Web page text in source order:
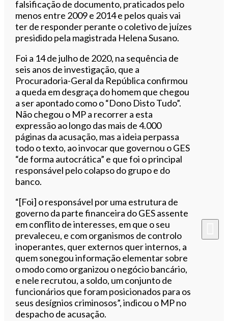
falsificação de documento, praticados pelo
menos entre 2009 e 2014 e pelos quais vai
ter de responder perante o coletivo de juízes
presidido pela magistrada Helena Susano.
Foi a 14 de julho de 2020, na sequência de
seis anos de investigação, que a
Procuradoria-Geral da República confirmou
a queda em desgraça do homem que chegou
a ser apontado como o “Dono Disto Tudo”.
Não chegou o MP a recorrer a esta
expressão ao longo das mais de 4.000
páginas da acusação, mas a ideia perpassa
todo o texto, ao invocar que governou o GES
“de forma autocrática” e que foi o principal
responsável pelo colapso do grupo e do
banco.
“[Foi] o responsável por uma estrutura de
governo da parte financeira do GES assente
em conflito de interesses, em que o seu
prevaleceu, e com organismos de controlo
inoperantes, quer externos quer internos, a
quem sonegou informação elementar sobre
o modo como organizou o negócio bancário,
e nele recrutou, a soldo, um conjunto de
funcionários que foram posicionados para os
seus desígnios criminosos”, indicou o MP no
despacho de acusação.